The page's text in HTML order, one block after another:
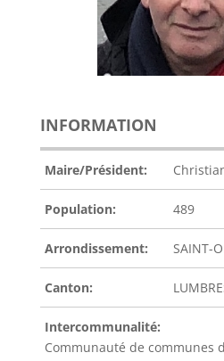
INFORMATION
Maire/Président:
Population: 489
Arrondissement: SAINT-
Canton:
Intercommunalité:
Communauté de communes